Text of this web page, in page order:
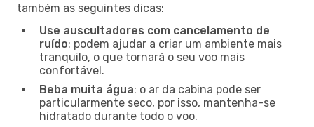
também as seguintes dicas:
Use auscultadores com cancelamento de
ruído: podem ajudar a criar um ambiente mais
tranquilo, o que tornará o seu voo mais
confortável.
Beba muita água: o ar da cabina pode ser
particularmente seco, por isso, mantenha-se
hidratado durante todo o voo.